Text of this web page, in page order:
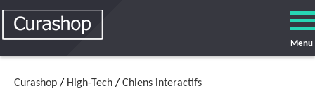
Menu
Curashop / High-Tech / Chiens interactifs